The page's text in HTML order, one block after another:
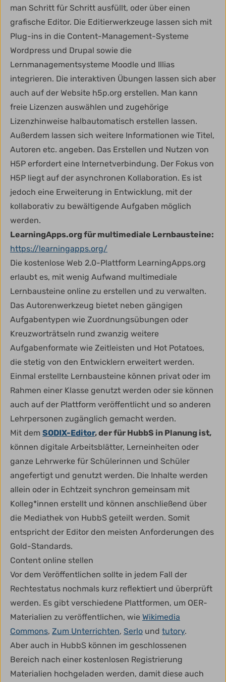
man Schritt für Schritt ausfüllt, oder über einen
grafische Editor. Die Editierwerkzeuge lassen sich mit
Plug-ins in die Content-Management-Systeme
Wordpress und Drupal sowie die
Lernmanagementsysteme Moodle und Illias
integrieren. Die interaktiven Übungen lassen sich aber
auch auf der Website h5p.org erstellen. Man kann
freie Lizenzen auswählen und zugehörige
Lizenzhinweise halbautomatisch erstellen lassen.
Außerdem lassen sich weitere Informationen wie Titel,
Autoren etc. angeben. Das Erstellen und Nutzen von
H5P erfordert eine Internetverbindung. Der Fokus von
H5P liegt auf der asynchronen Kollaboration. Es ist
jedoch eine Erweiterung in Entwicklung, mit der
kollaborativ zu bewältigende Aufgaben möglich
werden.
LearningApps.org für multimediale Lernbausteine:
https://learningapps.org/
Die kostenlose Web 2.0-Plattform LearningApps.org
erlaubt es, mit wenig Aufwand multimediale
Lernbausteine online zu erstellen und zu verwalten.
Das Autorenwerkzeug bietet neben gängigen
Aufgabentypen wie Zuordnungsübungen oder
Kreuzworträtseln rund zwanzig weitere
Aufgabenformate wie Zeitleisten und Hot Potatoes,
die stetig von den Entwicklern erweitert werden.
Einmal erstellte Lernbausteine können privat oder im
Rahmen einer Klasse genutzt werden oder sie können
auch auf der Plattform veröffentlicht und so anderen
Lehrpersonen zugänglich gemacht werden.
Mit dem SODIX-Editor, der für HubbS in Planung ist,
können digitale Arbeitsblätter, Lerneinheiten oder
ganze Lehrwerke für Schülerinnen und Schüler
angefertigt und genutzt werden. Die Inhalte werden
allein oder in Echtzeit synchron gemeinsam mit
Kolleg*innen erstellt und können anschließend über
die Mediathek von HubbS geteilt werden. Somit
entspricht der Editor den meisten Anforderungen des
Gold-Standards.
Content online stellen
Vor dem Veröffentlichen sollte in jedem Fall der
Rechtestatus nochmals kurz reflektiert und überprüft
werden. Es gibt verschiedene Plattformen, um OER-
Materialien zu veröffentlichen, wie Wikimedia
Commons, Zum Unterrichten, Serlo und tutory.
Aber auch in HubbS können im geschlossenen
Bereich nach einer kostenlosen Registrierung
Materialien hochgeladen werden, damit diese auch